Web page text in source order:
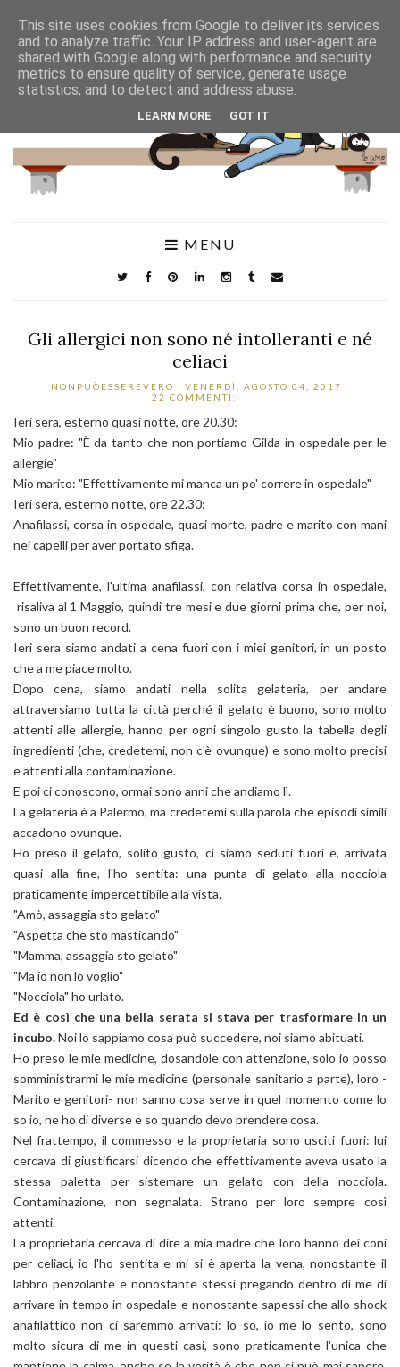
MENU
Gli allergici non sono né intolleranti e né
celiaci
NONPUÒESSEREVERO
VENERDÌ, AGOSTO 04, 2017
22 COMMENTI:
Ieri sera, esterno quasi notte, ore 20.30:
Mio padre: "È da tanto che non portiamo Gilda in ospedale per le
allergie"
Mio marito: "Effettivamente mi manca un po' correre in ospedale"
Ieri sera, esterno notte, ore 22.30:
Anafilassi, corsa in ospedale, quasi morte, padre e marito con mani
nei capelli per aver portato sfiga.
Effettivamente, l'ultima anafilassi, con relativa corsa in ospedale,
risaliva al 1 Maggio, quindi tre mesi e due giorni prima che, per noi,
sono un buon record.
Ieri sera siamo andati a cena fuori con i miei genitori, in un posto
che a me piace molto.
Dopo cena, siamo andati nella solita gelateria, per andare
attraversiamo tutta la città perché il gelato è buono, sono molto
attenti alle allergie, hanno per ogni singolo gusto la tabella degli
ingredienti (che, credetemi, non c'è ovunque) e sono molto precisi
e attenti alla contaminazione.
E poi ci conoscono, ormai sono anni che andiamo lì.
La gelateria è a Palermo, ma credetemi sulla parola che episodi simili
accadono ovunque.
Ho preso il gelato, solito gusto, ci siamo seduti fuori e, arrivata
quasi alla fine, l'ho sentita: una punta di gelato alla nocciola
praticamente impercettibile alla vista.
"Amò, assaggia sto gelato"
"Aspetta che sto masticando"
"Mamma, assaggia sto gelato"
"Ma io non lo voglio"
"Nocciola" ho urlato.
Ed è così che una bella serata si stava per trasformare in un
incubo.Noi lo sappiamo cosa può succedere, noi siamo abituati.
Ho preso le mie medicine, dosandole con attenzione, solo io posso
somministrarmi le mie medicine (personale sanitario a parte), loro -
Marito e genitori- non sanno cosa serve in quel momento come lo
so io, ne ho di diverse e so quando devo prendere cosa.
Nel frattempo, il commesso e la proprietaria sono usciti fuori: lui
cercava di giustificarsi dicendo che effettivamente aveva usato la
stessa paletta per sistemare un gelato con della nocciola.
Contaminazione, non segnalata. Strano per loro sempre così
attenti.
La proprietaria cercava di dire a mia madre che loro hanno dei coni
per celiaci, io l'ho sentita e mi si è aperta la vena, nonostante il
labbro penzolante e nonostante stessi pregando dentro di me di
arrivare in tempo in ospedale e nonostante sapessi che allo shock
anafilattico non ci saremmo arrivati: lo so, io me lo sento, sono
molto sicura di me in questi casi, sono praticamente l'unica che
This site uses cookies from Google to deliver its services
and to analyze traffic. Your IP address and user-agent are
shared with Google along with performance and security
metrics to ensure quality of service, generate usage
statistics, and to detect and address abuse.
LEARN MORE GOT IT